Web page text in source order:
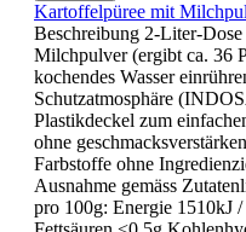
Kartoffelpüree mit
Beschreibung 2-Liter-
Milchpulver (ergibt ca. 36
kochendes Wasser
Schutzatmosphäre
Plastikdeckel zum
ohne
Farbstoffe ohne
Ausnahme gemäss
pro 100g: Energie 1510kJ